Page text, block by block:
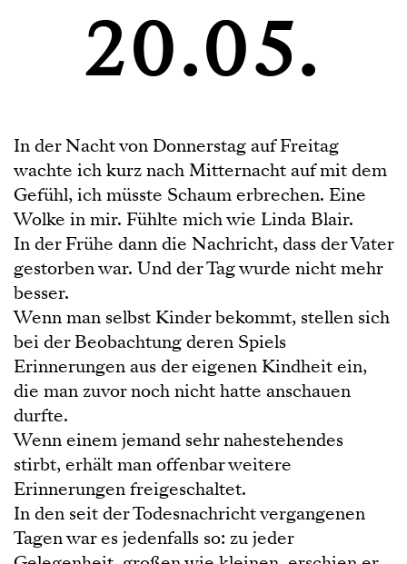
20.05.
In der Nacht von Donnerstag auf Freitag
wachte ich kurz nach Mitternacht auf mit dem
Gefühl, ich müsste Schaum erbrechen. Eine
Wolke in mir. Fühlte mich wie Linda Blair.
In der Frühe dann die Nachricht, dass der Vater
gestorben war. Und der Tag wurde nicht mehr
besser.
Wenn man selbst Kinder bekommt, stellen sich
bei der Beobachtung deren Spiels
Erinnerungen aus der eigenen Kindheit ein,
die man zuvor noch nicht hatte anschauen
durfte.
Wenn einem jemand sehr nahestehendes
stirbt, erhält man offenbar weitere
Erinnerungen freigeschaltet.
In den seit der Todesnachricht vergangenen
Tagen war es jedenfalls so: zu jeder